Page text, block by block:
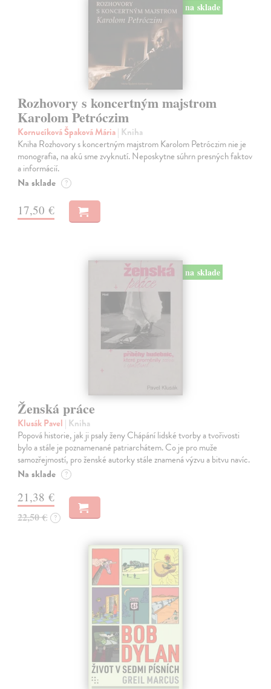
na sklade
Rozhovory s koncertným majstrom
Karolom Petróczim
Kornucíková Špaková Mária| Kniha
Kniha Rozhovory s koncertným majstrom Karolom Petróczim nie je
monografia, na akú sme zvyknutí. Neposkytne súhrn presných faktov
a informácií.
Na sklade ?
17,50 €
na sklade
Ženská práce
Klusák Pavel | Kniha
Popová historie, jak ji psaly ženy Chápání lidské tvorby a tvořivosti
bylo a stále je poznamenané patriarchátem. Co je pro muže
samozřejmostí, pro ženské autorky stále znamená výzvu a bitvu navíc.
Na sklade ?
21,38 €
22,50 € ?